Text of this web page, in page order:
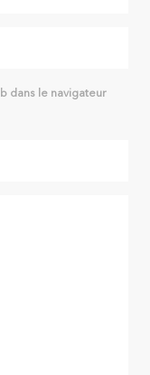
dans le navigateur